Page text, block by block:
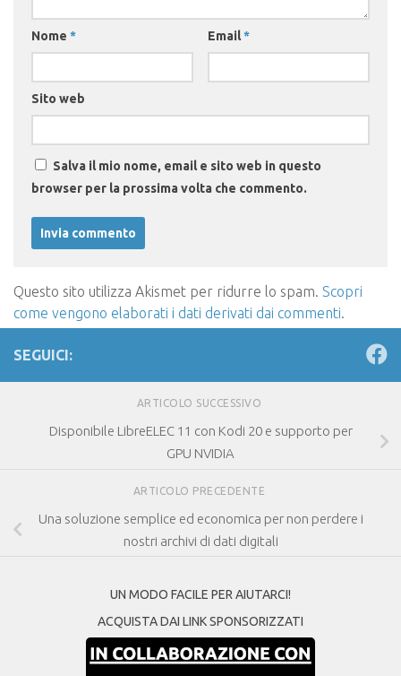
Nome * Email*
Sito web
Salva il mio nome, email e sito web in questo
browser per la prossima volta che commento.
Questo sito utilizza Akismet per ridurre lo spam. Scopri
come vengono elaborati i dati derivati dai commenti.
SEGUICI:
ARTICOLO SUCCESSIVO
Disponibile LibreELEC 11 con Kodi 20 e supporto per
GPU NVIDIA
ARTICOLO PRECEDENTE
Una soluzione semplice ed economica per non perdere i
nostri archivi di dati digitali
UN MODO FACILE PER AIUTARCI!
ACQUISTA DAI LINK SPONSORIZZATI